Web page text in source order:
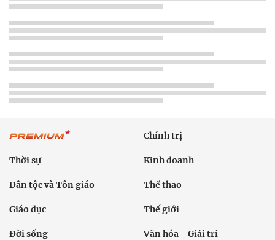
Chính trị
Thời sự Kinh doanh
Dân tộc và Tôn giáo Thể thao
Giáo dục Thế giới
Đời sống Văn hóa - Giải trí